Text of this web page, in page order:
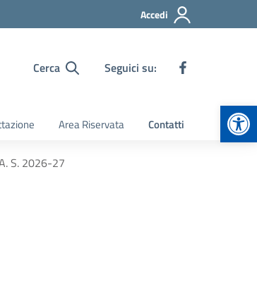
Accedi
Cerca Seguici su:
Area Riservata Contatti
S. 2026-27